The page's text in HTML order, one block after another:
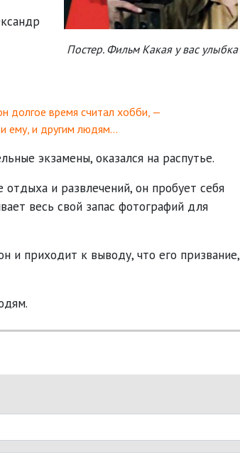
Постер. Фильм Какая у вас улыбка
долгое время считал хобби, —
и ему, и другим людям…
экзамены, оказался на распутье.
и развлечений, он пробует себя
весь свой запас фотографий для
и приходит к выводу, что его призвание,